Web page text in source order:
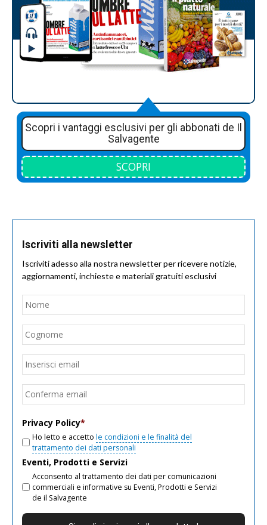
Scopri i vantaggi esclusivi per gli abbonati de Il
Salvagente
SCOPRI
Iscriviti alla newsletter
Iscriviti adesso alla nostra newsletter per ricevere notizie,
aggiornamenti, inchieste e materiali gratuiti esclusivi
Nome
Email
Privacy Policy*
Ho letto e accetto le condizioni e le finalità del
trattamento dei dati personali
Eventi, Prodotti e Servizi
Acconsento al trattamento dei dati per comunicazioni
commerciali e informative su Eventi, Prodotti e Servizi
de il Salvagente